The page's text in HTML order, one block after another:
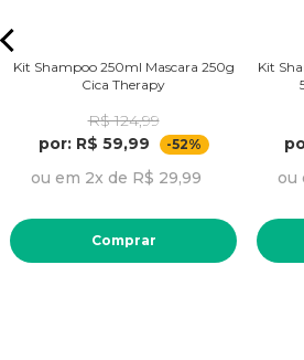
Kit Shampoo 250ml Mascara 250g
Cica Therapy
R$ 124,99
por: R$ 59,99
-52%
ou em 2x de R$ 29,99
Comprar
Kit
ou